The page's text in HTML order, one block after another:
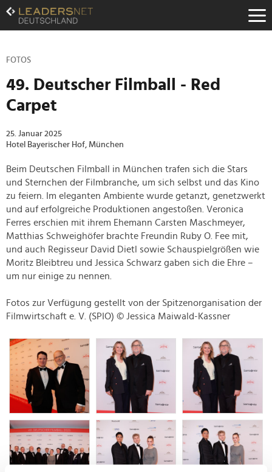
Zum
Inhalt
Zur
Navigation
Hauptnavigation
FOTOS
49. Deutscher Filmball - Red
Carpet
25. Januar 2025
Hotel Bayerischer Hof, München
Beim Deutschen Filmball in München trafen sich die Stars
und Sternchen der Filmbranche, um sich selbst und das Kino
zu feiern. Im eleganten Ambiente wurde getanzt, genetzwerkt
und auf erfolgreiche Produktionen angestoßen. Veronica
Ferres erschien mit ihrem Ehemann Carsten Maschmeyer,
Matthias Schweighöfer brachte Freundin Ruby O. Fee mit,
und auch Regisseur David Dietl sowie Schauspielgrößen wie
Moritz Bleibtreu und Jessica Schwarz gaben sich die Ehre –
um nur einige zu nennen.
Fotos zur Verfügung gestellt von der Spitzenorganisation der
Filmwirtschaft e. V. (SPIO) © Jessica Maiwald-Kassner